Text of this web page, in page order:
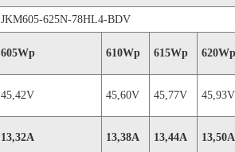
JKM605-625N-78HL4-BDV
605Wp 610Wp 615Wp 620Wp
45,42V 45,60V 45,77V 45,93V
13,32A 13,38A 13,44A 13,50A